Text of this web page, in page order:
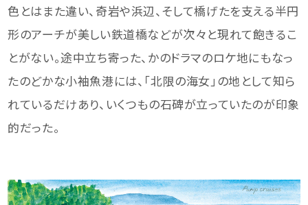
色とはまた違い、奇岩や浜辺、そして橋げたを支える半円
形のアーチが美しい鉄道橋などが次々と現れて飽きるこ
とがない。途中立ち寄った、かのドラマのロケ地にもなっ
たのどかな小袖魚港には、「北限の海女」の地として知ら
れているだけあり、いくつもの石碑が立っていたのが印象
的だった。